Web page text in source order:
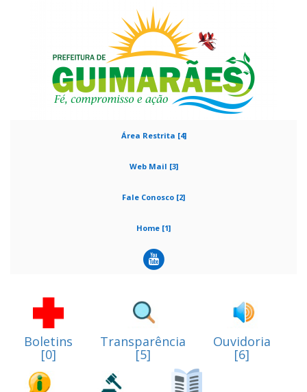
Área Restrita [4]
Web Mail [3]
Fale Conosco [2]
Home [1]
Boletins
[0]
Transparência
[5]
Ouvidoria
[6]